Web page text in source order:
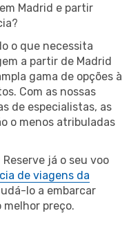
Madrid e partir
o que necessita
a partir de Madrid
gama de opções à
Com as nossas
de especialistas, as
o menos atribuladas
já o seu voo
de viagens da
lo a embarcar
preço.